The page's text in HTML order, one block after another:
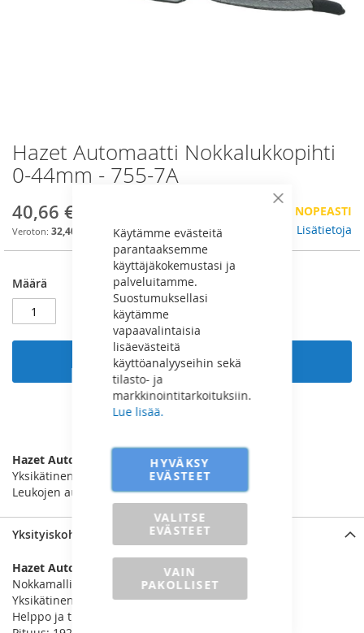
Sulje
Käytämme evästeitä
parantaaksemme
käyttäjäkokemustasi ja
palveluitamme.
Suostumuksellasi
käytämme
vapaavalintaisia
lisäevästeitä
käyttöanalyyseihin sekä
tilasto- ja
markkinointitarkoituksiin.
Lue lisää.
HYVÄKSY
EVÄSTEET
VALITSE
EVÄSTEET
VAIN
PAKOLLISET
Skip
to
the
of
the
Hazet Automaatti Nokkalukkopihti
0-44mm - 755-7A
40,66 €
32,40 €
VÄHÄN VARASTOSSA, TILAA NOPEASTI
Lisätietoja
Määrä
Lisää ostoskoriin
Hazet Autom. Nokkalukkopihti
Yksikätinen käyttö, automaattinen säätö
Leukojen aukeama: 0-44mm
Yksityiskohdat
Hazet Automaatti Lukkopihti
Nokkamalli
Yksikätinen käyttö, automaattinen säätö
Helppo ja turvallinen käyttö